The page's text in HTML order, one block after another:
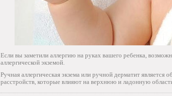
Если вы заметили аллергию на руках вашего ребенка,
аллергической экземой.
Ручная аллергическая экзема или ручной дерматит
расстройств, которые влияют на верхнюю и ладонную